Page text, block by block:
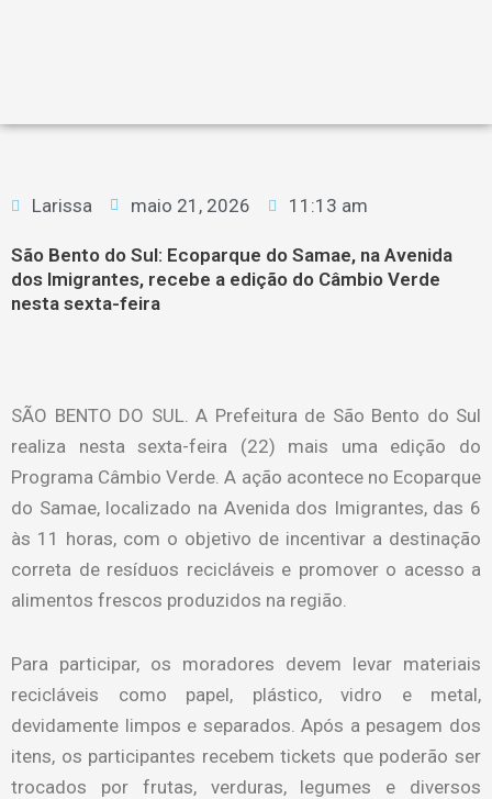
Larissa maio 21, 2026 11:13 am
São Bento do Sul: Ecoparque do Samae, na Avenida
dos Imigrantes, recebe a edição do Câmbio Verde
nesta sexta-feira
SÃO BENTO DO SUL. A Prefeitura de São Bento do Sul
realiza nesta sexta-feira (22) mais uma edição do
Programa Câmbio Verde. A ação acontece no Ecoparque
do Samae, localizado na Avenida dos Imigrantes, das 6
às 11 horas, com o objetivo de incentivar a destinação
correta de resíduos recicláveis e promover o acesso a
alimentos frescos produzidos na região.
Para participar, os moradores devem levar materiais
recicláveis como papel, plástico, vidro e metal,
devidamente limpos e separados. Após a pesagem dos
itens, os participantes recebem tickets que poderão ser
trocados por frutas, verduras, legumes e diversos